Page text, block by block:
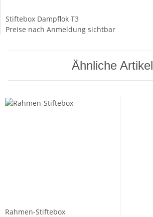
Stiftebox Dampflok T3
Preise nach Anmeldung sichtbar
Ähnliche Artikel
Rahmen-Stiftebox